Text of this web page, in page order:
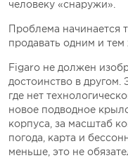
человеку «снаружи».
Проблема начинается
продавать одним и тем
Figaro не должен
достоинство в
где нет
новое подводное
корпуса, за масштаб
погода, карта и
меньше, это не